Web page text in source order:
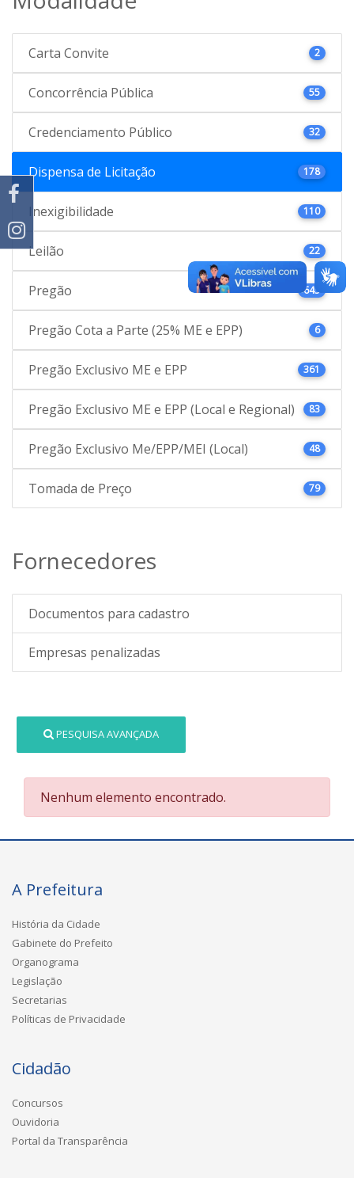
Carta Convite 2
Concorrência Pública 55
Credenciamento Público 32
Dispensa de Licitação 178
Inexigibilidade 110
Leilão 22
Pregão 645
Pregão Cota a Parte (25% ME e EPP) 6
Pregão Exclusivo ME e EPP 361
Pregão Exclusivo ME e EPP (Local e Regional) 83
Pregão Exclusivo Me/EPP/MEI (Local) 48
Tomada de Preço 79
Fornecedores
Documentos para cadastro
Empresas penalizadas
PESQUISA AVANÇADA
Nenhum elemento encontrado.
A Prefeitura
História da Cidade
Gabinete do Prefeito
Organograma
Legislação
Secretarias
Políticas de Privacidade
Cidadão
Concursos
Ouvidoria
Portal da Transparência